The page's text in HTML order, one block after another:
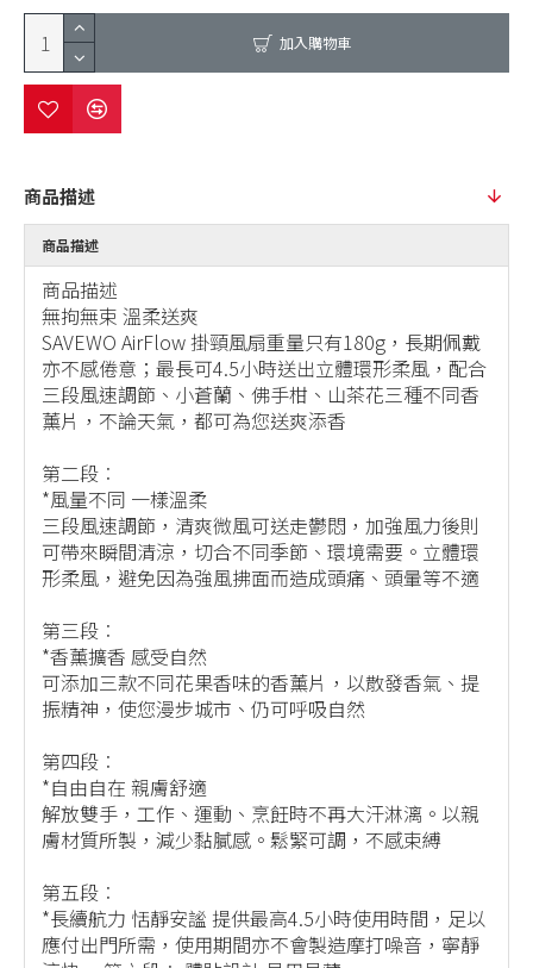
加入購物車
商品描述
商品描述
商品描述
無拘無束 溫柔送爽
SAVEWO AirFlow 掛頸風扇重量只有180g，長期佩戴
亦不感倦意；最長可4.5小時送出立體環形柔風，配合
三段風速調節、小蒼蘭、佛手柑、山茶花三種不同香
薰片，不論天氣，都可為您送爽添香
第二段︰
*風量不同 一樣溫柔
三段風速調節，清爽微風可送走鬱悶，加強風力後則
可帶來瞬間清涼，切合不同季節、環境需要。立體環
形柔風，避免因為強風拂面而造成頭痛、頭暈等不適
第三段︰
*香薰擴香 感受自然
可添加三款不同花果香味的香薰片，以散發香氣、提
振精神，使您漫步城市、仍可呼吸自然
第四段︰
*自由自在 親膚舒適
解放雙手，工作、運動、烹飪時不再大汗淋漓。以親
膚材質所製，減少黏膩感。鬆緊可調，不感束縛
第五段︰
*長續航力 恬靜安謐 提供最高4.5小時使用時間，足以
應付出門所需，使用期間亦不會製造摩打噪音，寧靜